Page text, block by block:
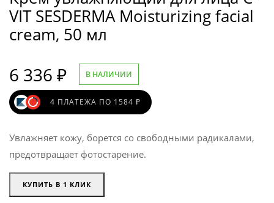
VIT SESDERMA Moisturizing facial
cream, 50 мл
6 336 ₽ В НАЛИЧИИ
4 ПЛАТЕЖА ПО 1584 ₽
Увлажняет кожу, борется со свободными радикалами,
предотвращает фотостарение.
КУПИТЬ В 1 КЛИК